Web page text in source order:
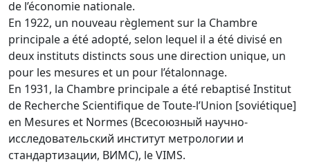
de l’économie nationale.
En 1922, un nouveau règlement sur la Chambre
principale a été adopté, selon lequel il a été divisé en
deux instituts distincts sous une direction unique, un
pour les mesures et un pour l’étalonnage.
En 1931, la Chambre principale a été rebaptisé Institut
de Recherche Scientifique de Toute-l’Union [soviétique]
en Mesures et Normes (Всесоюзный научно-
исследовательский институт метрологии и
стандартизации, ВИМС), le VIMS.